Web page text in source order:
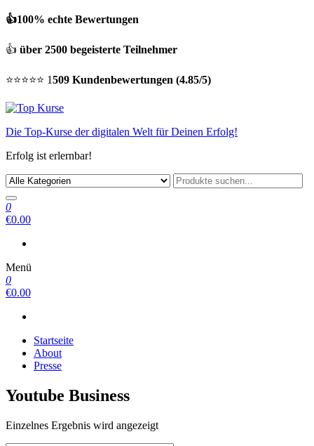
👍100% echte Bewertungen
👍 über 2500 begeisterte Teilnehmer
⭐⭐⭐⭐⭐ 1509 Kundenbewertungen (4.85/5)
Die Top-Kurse der digitalen Welt für Deinen Erfolg!
Erfolg ist erlernbar!
0
€0.00
Menü
0
€0.00
Startseite
About
Presse
Youtube Business
Einzelnes Ergebnis wird angezeigt